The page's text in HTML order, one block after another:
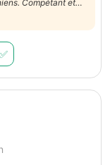
Compétant et
un plus pour
un très agréable